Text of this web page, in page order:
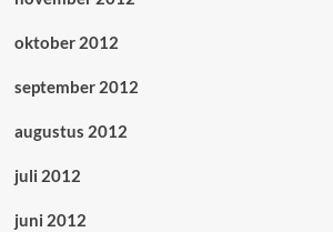
oktober 2012
september 2012
augustus 2012
juli 2012
juni 2012